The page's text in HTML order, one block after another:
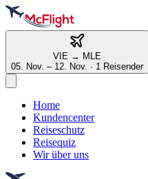
VIE → MLE
05. Nov. – 12. Nov. · 1 Reisender
Home
Kundencenter
Reiseschutz
Reisequiz
Wir über uns